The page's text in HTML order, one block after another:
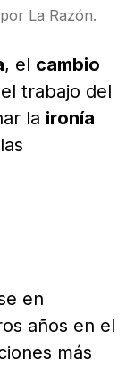
La Razón.
, el cambio
trabajo del
la ironía
en
años en el
más